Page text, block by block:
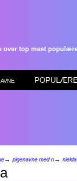
over top mest
POPULÆRE
→ pigenavne med n→ nielda